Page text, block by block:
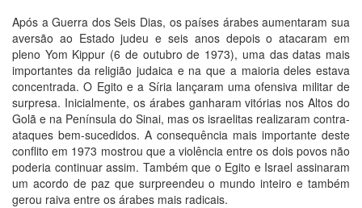
Após a Guerra dos Seis Dias, os países árabes aumentaram sua
aversão ao Estado judeu e seis anos depois o atacaram em
pleno Yom Kippur (6 de outubro de 1973), uma das datas mais
importantes da religião judaica e na que a maioria deles estava
concentrada. O Egito e a Síria lançaram uma ofensiva militar de
surpresa. Inicialmente, os árabes ganharam vitórias nos Altos do
Golã e na Península do Sinai, mas os israelitas realizaram contra-
ataques bem-sucedidos. A consequência mais importante deste
conflito em 1973 mostrou que a violência entre os dois povos não
poderia continuar assim. Também que o Egito e Israel assinaram
um acordo de paz que surpreendeu o mundo inteiro e também
gerou raiva entre os árabes mais radicais.